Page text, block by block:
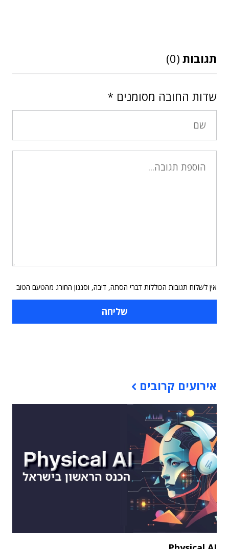
תגובות (0)
שדות החובה מסומנים *
אין לשלוח תגובות הכוללות דברי הסתה, דיבה, וסגנון החורג מהטעם הטוב
אירועים קרובים